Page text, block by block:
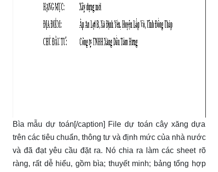
Bìa mẫu dự toán[/caption] File dự toán cây xăng dựa
trên các tiêu chuẩn, thông tư và định mức của nhà nước
và đã đạt yêu cầu đặt ra. Nó chia ra làm các sheet rõ
ràng, rất dễ hiểu, gồm bìa; thuyết minh; bảng tổng hợp